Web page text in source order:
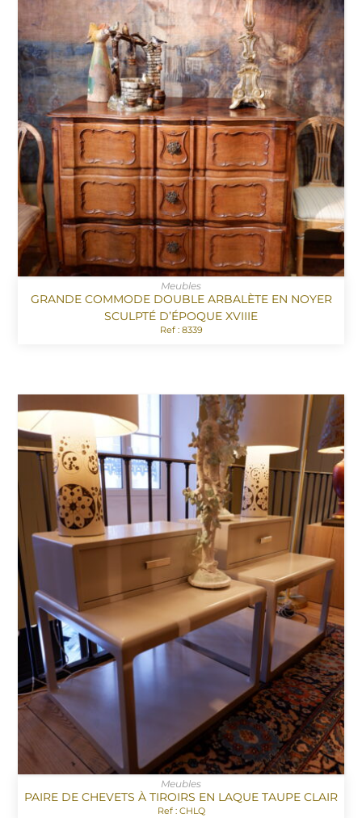
Meubles
GRANDE COMMODE DOUBLE ARBALÈTE EN NOYER
SCULPTÉ D’ÉPOQUE XVIIIE
Ref : 8339
Meubles
PAIRE DE CHEVETS À TIROIRS EN LAQUE TAUPE CLAIR
Ref : CHLQ